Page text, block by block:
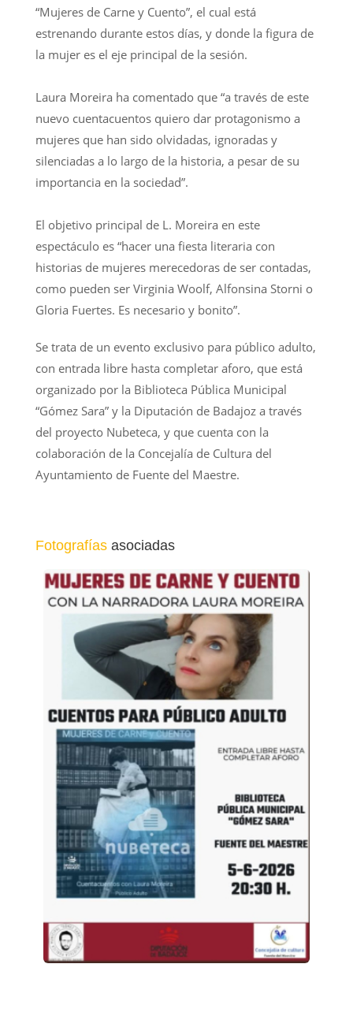
“Mujeres de Carne y Cuento”, el cual está
estrenando durante estos días, y donde la figura de
la mujer es el eje principal de la sesión.
Laura Moreira ha comentado que “a través de este
nuevo cuentacuentos quiero dar protagonismo a
mujeres que han sido olvidadas, ignoradas y
silenciadas a lo largo de la historia, a pesar de su
importancia en la sociedad”.
El objetivo principal de L. Moreira en este
espectáculo es “hacer una fiesta literaria con
historias de mujeres merecedoras de ser contadas,
como pueden ser Virginia Woolf, Alfonsina Storni o
Gloria Fuertes. Es necesario y bonito”.
Se trata de un evento exclusivo para público adulto,
con entrada libre hasta completar aforo, que está
organizado por la Biblioteca Pública Municipal
“Gómez Sara” y la Diputación de Badajoz a través
del proyecto Nubeteca, y que cuenta con la
colaboración de la Concejalía de Cultura del
Ayuntamiento de Fuente del Maestre.
Fotografías asociadas